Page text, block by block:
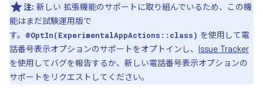
注: 新しい 拡張機能のサポートに取り組んでいるため、この機
能はまだ試験運用版で
す。
@OptIn(ExperimentalAppActions::class) を使用して電
話番号表示オプションのサポートをオプトインし、 Issue Tracker
を使用してバグを報告するか、新しい電話番号表示オプションの
サポートをリクエストしてください。